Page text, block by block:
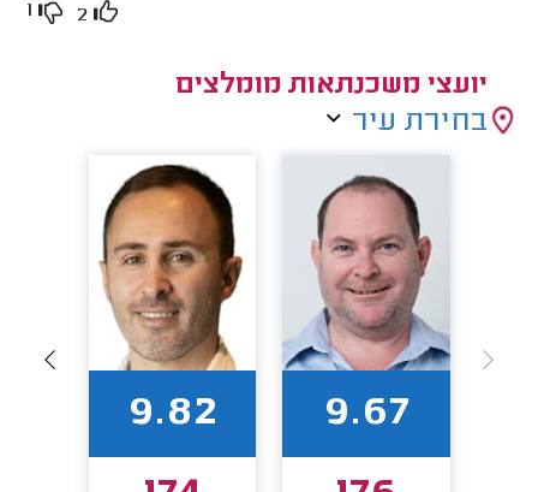
2
1
יועצי משכנתאות מומלצים
בחירת עיר
9.67
9.82